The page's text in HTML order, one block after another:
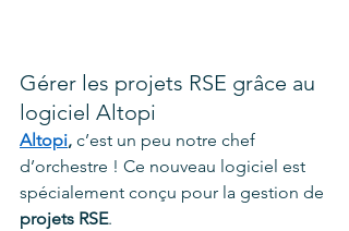
Gérer les projets RSE grâce au
logiciel Altopi
Altopi, c’est un peu notre chef
d’orchestre ! Ce nouveau logiciel est
spécialement conçu pour la gestion de
projets RSE.